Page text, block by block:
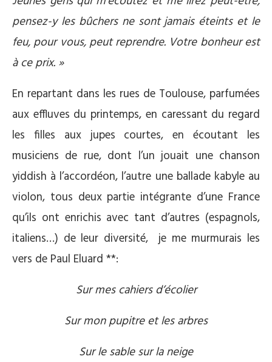
pensez-y les bûchers ne sont jamais éteints et le
feu, pour vous, peut reprendre. Votre bonheur est
à ce prix. »
En repartant dans les rues de Toulouse, parfumées
aux effluves du printemps, en caressant du regard
les filles aux jupes courtes, en écoutant les
musiciens de rue, dont l’un jouait une chanson
yiddish à l’accordéon, l’autre une ballade kabyle au
violon, tous deux partie intégrante d’une France
qu’ils ont enrichis avec tant d’autres (espagnols,
italiens…) de leur diversité, je me murmurais les
vers de Paul Eluard **:
Sur mes cahiers d’écolier
Sur mon pupitre et les arbres
Sur le sable sur la neige